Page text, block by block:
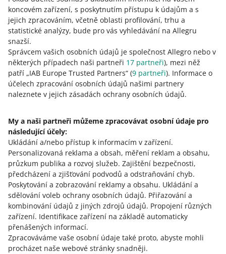
koncovém zařízení, s poskytnutím přístupu k údajům a s
jejich zpracováním, včetně oblasti profilování, trhu a
statistické analýzy, bude pro vás vyhledávání na Allegru
snazší.
Správcem vašich osobních údajů je společnost Allegro nebo v
některých případech naši partneři 17 partneři), mezi něž
patří „IAB Europe Trusted Partners“ (9 partneři). Informace o
účelech zpracování osobních údajů našimi partnery
naleznete v jejich zásadách ochrany osobních údajů.
My a naši partneři můžeme zpracovávat osobní údaje pro
následující účely:
Ukládání a/nebo přístup k informacím v zařízení.
Personalizovaná reklama a obsah, měření reklam a obsahu,
průzkum publika a rozvoj služeb. Zajištění bezpečnosti,
předcházení a zjišťování podvodů a odstraňování chyb.
Poskytování a zobrazování reklamy a obsahu. Ukládání a
sdělování voleb ochrany osobních údajů. Přiřazování a
kombinování údajů z jiných zdrojů údajů. Propojení různých
zařízení. Identifikace zařízení na základě automaticky
přenášených informací.
Zpracováváme vaše osobní údaje také proto, abyste mohli
procházet naše webové stránky snadněji.
účet, který chcete propojit.
Potvrďte propojení zadáním kódu zaslaného formou
SMS zprávy na kontaktní číslo účtu, který chcete
propojit.
Hotovo! Tímto způsobem můžete propojit libovolný počet
účtů.
Stačí přejít na záložku
[zrušit propojení] vedle účtu, u kterého chcete zrušit
propojení.
Potřebujete pomoc?
KONTAKTUJTE NÁS